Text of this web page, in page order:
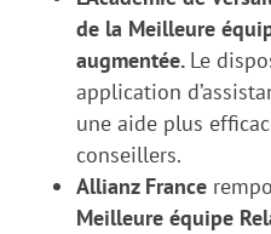
de la Meilleure
augmentée. Le
application
une aide plus
conseillers.
Allianz France
Meilleure équipe